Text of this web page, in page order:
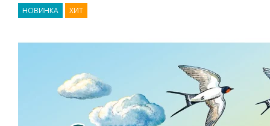
НОВИНКА ХИТ